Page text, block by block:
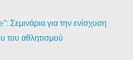
για την ενίσχυση
του αθλητισμού